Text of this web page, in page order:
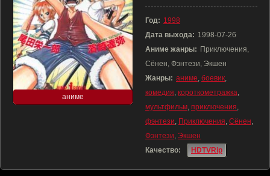
аниме
Год: 1998
Дата выхода: 1998-07-26
Аниме жанры: Приключения,
Сёнен, Фэнтези, Экшен
Жанры: аниме, боевик,
комедия, короткометражка,
мультфильм, приключения,
фэнтези, Приключения, Сёнен,
Фэнтези, Экшен
Качество:
HDTVRip